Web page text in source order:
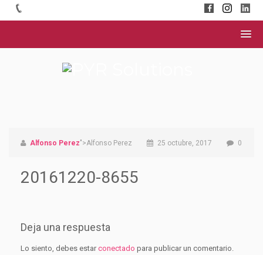
Alfonso Perez">Alfonso Perez 25 octubre, 2017 0
20161220-8655
Deja una respuesta
Lo siento, debes estarconectado para publicar un comentario.